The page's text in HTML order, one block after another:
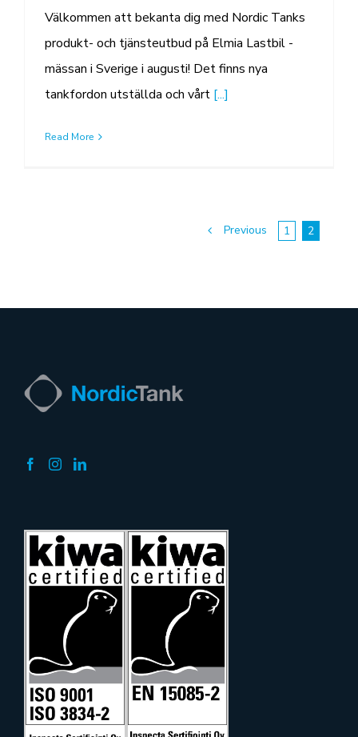
Välkommen att bekanta dig med Nordic Tanks
produkt- och tjänsteutbud på Elmia Lastbil -
mässan i Sverige i augusti! Det finns nya
tankfordon utställda och vårt [...]
Read More
Previous 1 2